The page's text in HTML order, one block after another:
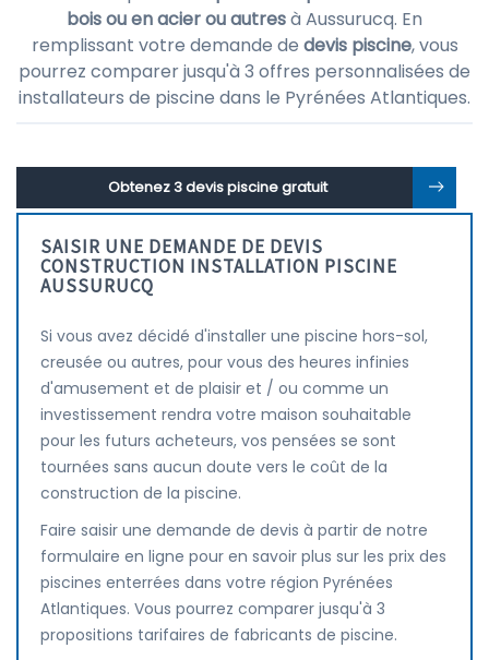
bois ou en acier ou autresà Aussurucq. En
remplissant votre demande de devis piscine, vous
pourrez comparer jusqu'à 3 offres personnalisées de
installateurs de piscine dans le Pyrénées Atlantiques.
Obtenez 3 devis piscine gratuit
SAISIR UNE DEMANDE DE DEVIS
CONSTRUCTION INSTALLATION PISCINE
AUSSURUCQ
Si vous avez décidé d'installer une piscine hors-sol,
creusée ou autres, pour vous des heures infinies
d'amusement et de plaisir et / ou comme un
investissement rendra votre maison souhaitable
pour les futurs acheteurs, vos pensées se sont
tournées sans aucun doute vers le coût de la
construction de la piscine.
Faire saisir une demande de devis à partir de notre
formulaire en ligne pour en savoir plus sur les prix des
piscines enterrées dans votre région Pyrénées
Atlantiques. Vous pourrez comparer jusqu'à 3
propositions tarifaires de fabricants de piscine.